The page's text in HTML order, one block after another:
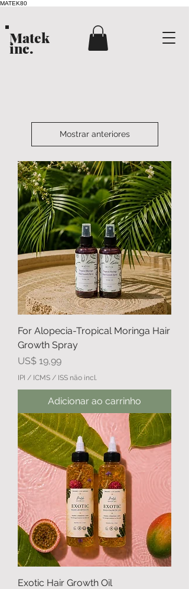
MATEK80
Matek
inc.
Mostrar anteriores
For Alopecia-Tropical Moringa Hair
Growth Spray
Preço
US$ 19,99
IPI / ICMS / ISS não incl.
Adicionar ao carrinho
Exotic Hair Growth Oil